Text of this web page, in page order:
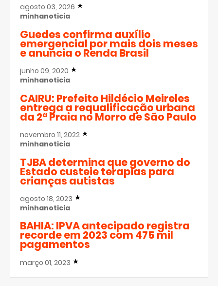
agosto 03, 2026
minhanoticia
Guedes confirma auxílio
emergencial por mais dois meses
e anuncia o Renda Brasil
junho 09, 2020
minhanoticia
CAIRU: Prefeito Hildécio Meireles
entrega a requalificação urbana
da 2ª Praia no Morro de São Paulo
novembro 11, 2022
minhanoticia
TJBA determina que governo do
Estado custeie terapias para
crianças autistas
agosto 18, 2023
minhanoticia
BAHIA: IPVA antecipado registra
recorde em 2023 com 475 mil
pagamentos
março 01, 2023